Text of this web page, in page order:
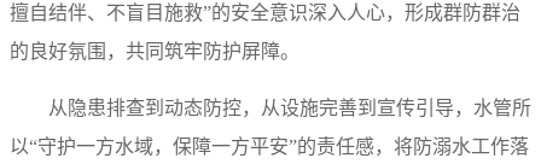
擅自结伴、不盲目施救”的安全意识深入人心，形成群防群治
的良好氛围，共同筑牢防护屏障。
从隐患排查到动态防控，从设施完善到宣传引导，水管所
以“守护一方水域，保障一方平安”的责任感，将防溺水工作落